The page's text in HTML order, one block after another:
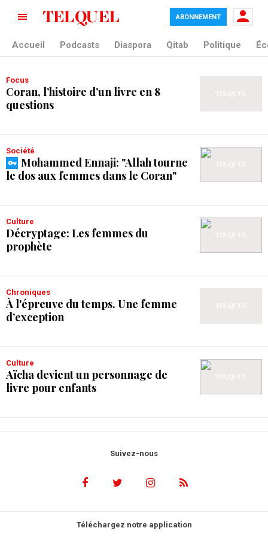
tag blade
ABONNEMENT
Accueil Podcasts Diaspora Qitab Politique
Focus
Coran, l’histoire d’un livre en 8
questions
Société
Mohammed Ennaji: "Allah tourne
le dos aux femmes dans le Coran"
Culture
Décryptage: Les femmes du
prophète
Chroniques
À l'épreuve du temps. Une femme
d’exception
Culture
Aïcha devient un personnage de
livre pour enfants
Suivez-nous
Téléchargez notre application